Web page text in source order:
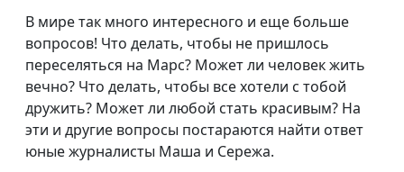
В мире так много интересного и еще больше
вопросов! Что делать, чтобы не пришлось
переселяться на Марс? Может ли человек жить
вечно? Что делать, чтобы все хотели с тобой
дружить? Может ли любой стать красивым? На
эти и другие вопросы постараются найти ответ
юные журналисты Маша и Сережа.